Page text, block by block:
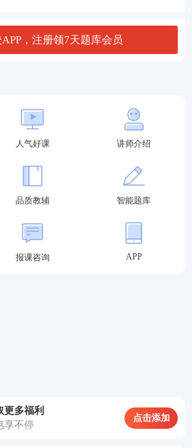
会工作督导、宏观理论 + 国
；
青少年（厌学学生）、新就业群
老一小），均为民政重点服务
轻死记
要求考生从材料中找考点、用
语言作答。
组织承接了一个街道的社区社会
，注册领7天题库会员
人气好课 讲师介绍
品质教辅 智能题库
报课咨询 APP
更多福利
享不停
点击添加